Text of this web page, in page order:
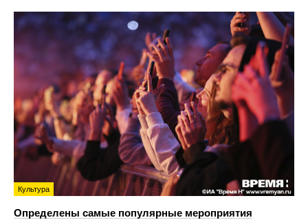
Культура
Определены самые популярные мероприятия